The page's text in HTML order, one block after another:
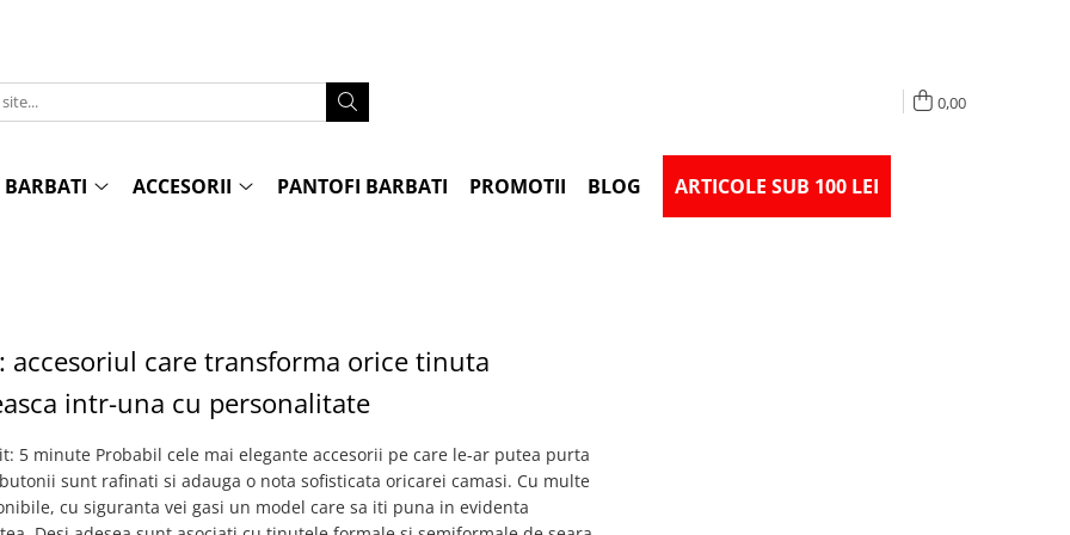
0,00
ACCESORII PANTOFI BARBATI PROMOTII BLOG ARTICOLE SUB 100 LEI
accesoriul care transforma orice tinuta
intr-una cu personalitate
5 minute Probabil cele mai elegante accesorii pe care le-ar putea purta
sunt rafinati si adauga o nota sofisticata oricarei camasi. Cu multe
cu siguranta vei gasi un model care sa iti puna in evidenta